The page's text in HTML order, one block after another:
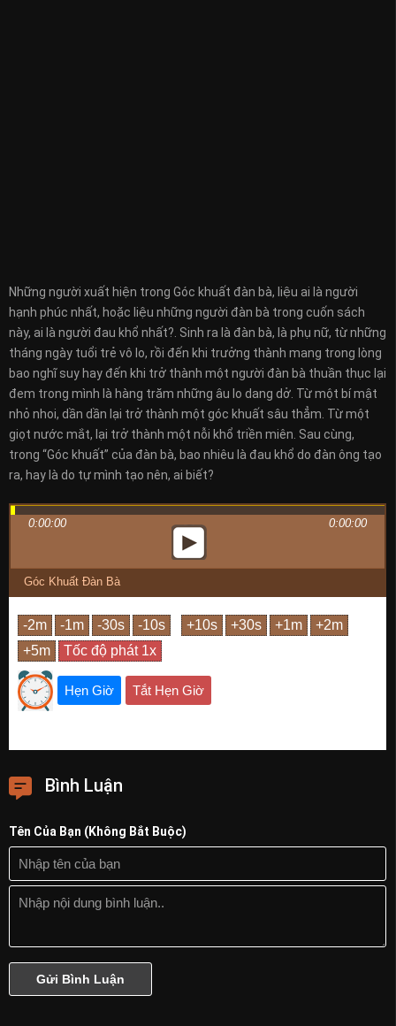
Những người xuất hiện trong Góc khuất đàn bà, liệu ai là người
hạnh phúc nhất, hoặc liệu những người đàn bà trong cuốn sách
này, ai là người đau khổ nhất?. Sinh ra là đàn bà, là phụ nữ, từ những
tháng ngày tuổi trẻ vô lo, rồi đến khi trưởng thành mang trong lòng
bao nghĩ suy hay đến khi trở thành một người đàn bà thuần thục lại
đem trong mình là hàng trăm những âu lo dang dở. Từ một bí mật
nhỏ nhoi, dần dần lại trở thành một góc khuất sâu thẳm. Từ một
giọt nước mắt, lại trở thành một nỗi khổ triền miên. Sau cùng,
trong “Góc khuất” của đàn bà, bao nhiêu là đau khổ do đàn ông tạo
ra, hay là do tự mình tạo nên, ai biết?
0:00:00 0:00:00
Góc Khuất Đàn Bà
Hẹn Giờ Tắt Hẹn Giờ
Bình Luận
Tên Của Bạn (Không Bắt Buộc)